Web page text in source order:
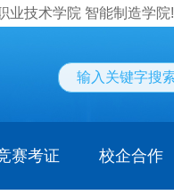
业技术学院 智能制造学院!
赛考证 校企合作